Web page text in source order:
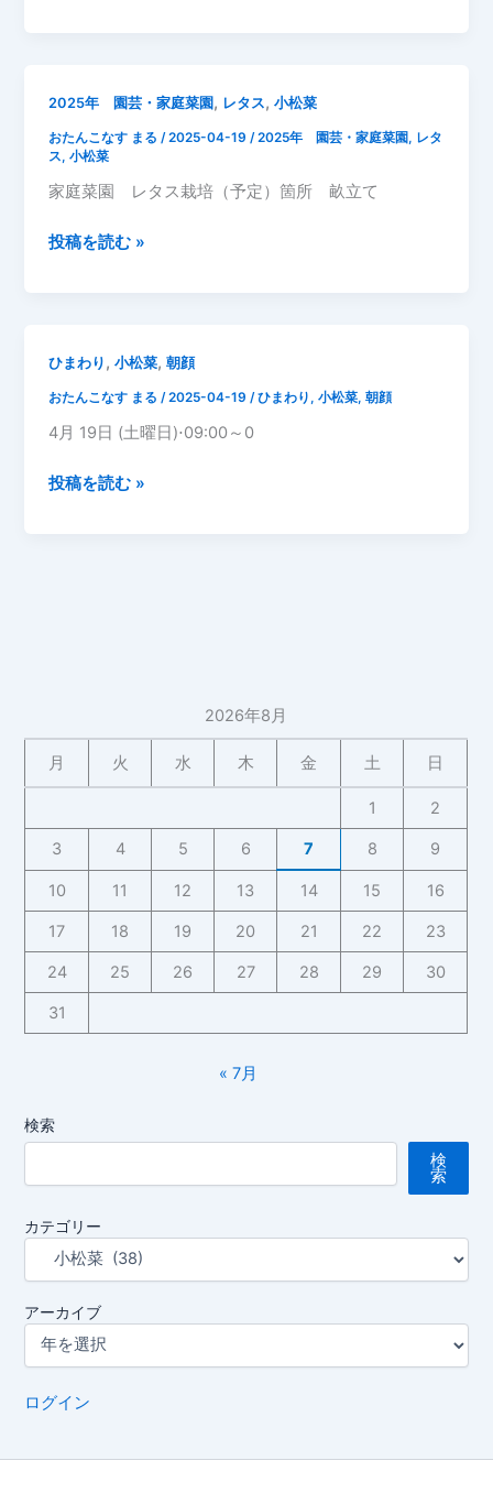
日
2025年 園芸・家庭菜園 , レタス,小松菜
おたんこなす まる /2025-04-19 /2025年 園芸・家庭菜園, レタ
ス,小松菜
家庭菜園 レタス栽培（予定）箇所 畝立て
2025
日
投稿を読む »
ひまわり ,小松菜,朝顔
おたんこなす まる /2025-04-19 /ひまわり ,小松菜,朝顔
4月 19日 (土曜日)⋅09:00～0
2025
種
顔、
小
ひ
ま
り）
投稿を読む »
2026年8月
月 火 水 木 金 土 日
1 2
3 4 5 6 7 8 9
10 11 12 13 14 15 16
17 18 19 20 21 22 23
24 25 26 27 28 29 30
31
« 7月
検索
検
索
カテゴリー
アーカイブ
ログイン